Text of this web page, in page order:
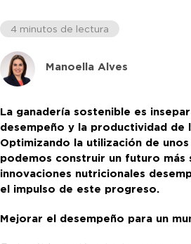
4 minutos de lectura
Manoella Alves
La ganadería sostenible es
desempeño y la productividad de
Optimizando la utilización de
podemos construir un futuro más
innovaciones nutricionales
el impulso de este progreso.
Mejorar el desempeño para un